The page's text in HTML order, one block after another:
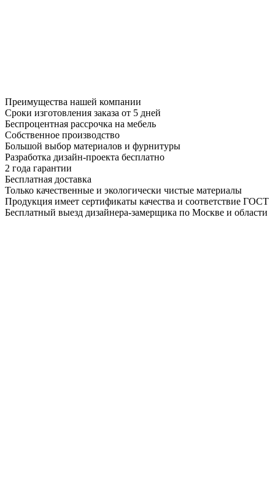
Преимущества нашей компании
Сроки изготовления заказа от 5 дней
Беспроцентная рассрочка на мебель
Собственное производство
Большой выбор материалов и фурнитуры
Разработка дизайн-проекта бесплатно
2 года гарантии
Бесплатная доставка
Только качественные и экологически чистые материалы
Продукция имеет сертификаты качества и соответствие ГОСТ
Бесплатный выезд дизайнера-замерщика по Москве и области